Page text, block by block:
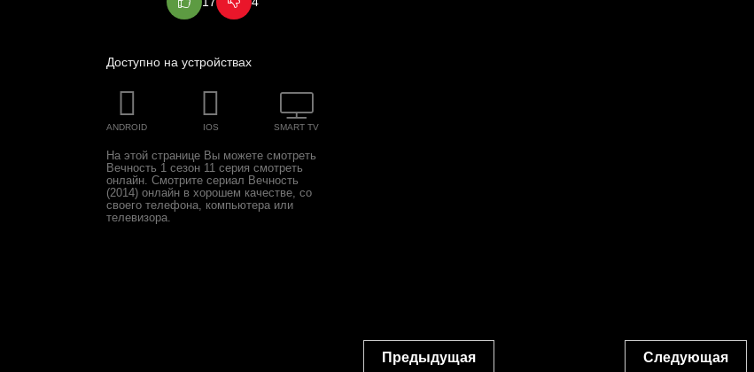
Доступно на устройствах
ANDROID IOS SMART TV
На этой странице Вы можете смотреть
Вечность 1 сезон 11 серия смотреть
онлайн. Смотрите сериал Вечность
(2014) онлайн в хорошем качестве, со
своего телефона, компьютера или
телевизора.
Предыдущая Следующая